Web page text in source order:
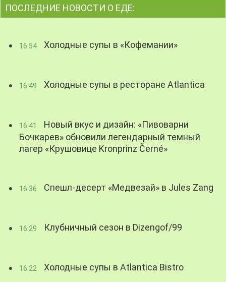
ПОСЛЕДНИЕ НОВОСТИ О ЕДЕ:
16:54 Холодные супы в «Кофемании»
16:49 Холодные супы в ресторане Atlantica
16:41
Новый вкус и дизайн: «Пивоварни
Бочкарев» обновили легендарный темный
лагер «Крушовице Kronprinz Černé»
16:36 Спешл-десерт «Медвезай» в Jules Zang
16:29 Клубничный сезон в Dizengof/99
16:22 Холодные супы в Atlantica Bistro